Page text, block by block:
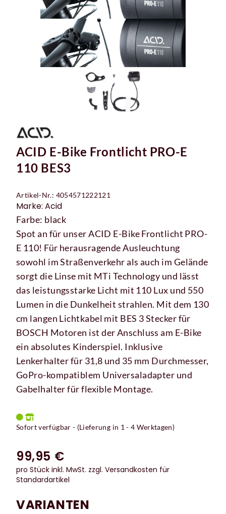
ACID E-Bike Frontlicht PRO-E
110 BES3
Artikel-Nr.: 4054571222121
Marke: Acid
Farbe: black
Spot an für unser ACID E-Bike Frontlicht PRO-
E 110! Für herausragende Ausleuchtung
sowohl im Straßenverkehr als auch im Gelände
sorgt die Linse mit MTi Technology und lässt
das leistungsstarke Licht mit 110 Lux und 550
Lumen in die Dunkelheit strahlen. Mit dem 130
cm langen Lichtkabel mit BES 3 Stecker für
BOSCH Motoren ist der Anschluss am E-Bike
ein absolutes Kinderspiel. Inklusive
Lenkerhalter für 31,8 und 35 mm Durchmesser,
GoPro-kompatiblem Universaladapter und
Gabelhalter für flexible Montage.
Sofort verfügbar - (Lieferung in 1 - 4 Werktagen)
99,95 €
pro Stück inkl. MwSt. zzgl. Versandkosten für
Standardartikel
VARIANTEN